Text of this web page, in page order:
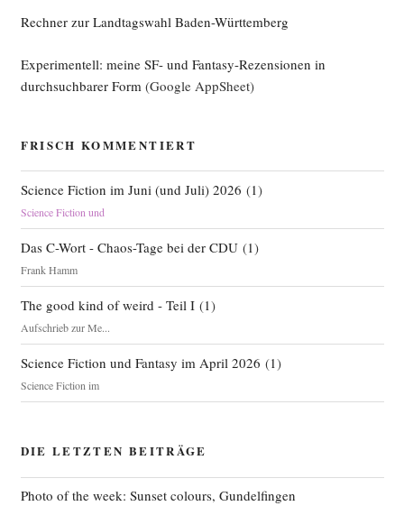
Rechner zur Landtagswahl Baden-Württemberg
Experimentell: meine SF- und Fantasy-Rezensionen in
durchsuchbarer Form (Google AppSheet)
FRISCH KOMMENTIERT
Science Fiction im Juni (und Juli) 2026 (1)
Science Fiction und
Das C-Wort - Chaos-Tage bei der CDU(1)
Frank Hamm
The good kind of weird - Teil I(1)
Aufschrieb zur Me...
Science Fiction und Fantasy im April 2026 (1)
Science Fiction im
DIE LETZTEN BEITRÄGE
Photo of the week: Sunset colours, Gundelfingen